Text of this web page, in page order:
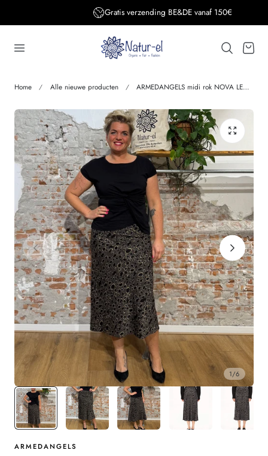
Gratis verzending BE&DE vanaf 150€
Home Alle nieuwe producten ARMEDANGELS midi rok NOVA LEO van ecovero
1/6
ARMEDANGELS